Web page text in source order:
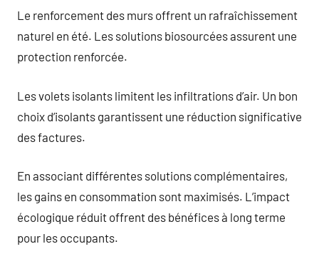
Le renforcement des murs offrent un rafraîchissement
naturel en été. Les solutions biosourcées assurent une
protection renforcée.
Les volets isolants limitent les infiltrations d’air. Un bon
choix d’isolants garantissent une réduction significative
des factures.
En associant différentes solutions complémentaires,
les gains en consommation sont maximisés. L’impact
écologique réduit offrent des bénéfices à long terme
pour les occupants.